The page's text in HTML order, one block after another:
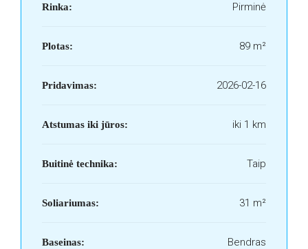
Rinka: Pirminė
Plotas: 89 m²
Pridavimas: 2026-02-16
Atstumas iki jūros: iki 1 km
Buitinė technika: Taip
Soliariumas: 31 m²
Baseinas: Bendras